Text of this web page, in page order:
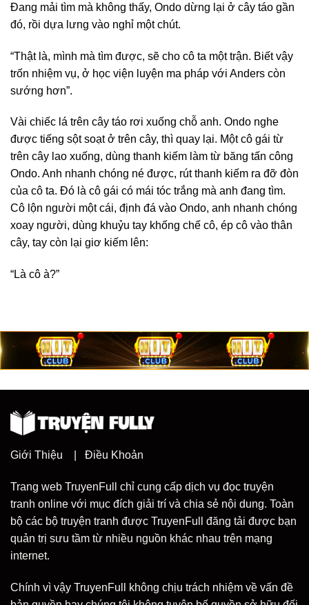
Đang mải tìm mà không thấy, Ondo dừng lại ở cây táo gần
đó, rồi dựa lưng vào nghỉ một chút.
“Thật là, mình mà tìm được, sẽ cho cô ta một trận. Biết vậy
trốn nhiệm vụ, ở học viện luyện ma pháp với Anders còn
sướng hơn”.
Vài chiếc lá trên cây táo rơi xuống chỗ anh. Ondo nghe
được tiếng sột soạt ở trên cây, thì quay lại. Một cô gái từ
trên cây lao xuống, dùng thanh kiếm làm từ băng tấn công
Ondo. Anh nhanh chóng né được, rút thanh kiếm ra đỡ đòn
của cô ta. Đó là cô gái có mái tóc trắng mà anh đang tìm.
Cô lộn người một cái, định đá vào Ondo, anh nhanh chóng
xoay người, dùng khuỷu tay khống chế cô, ép cô vào thân
cây, tay còn lại giơ kiếm lên:
“Là cô à?”
Giới Thiệu Điều Khoản
Trang web TruyenFull chỉ cung cấp dịch vụ đọc truyện
tranh online với mục đích giải trí và chia sẻ nội dung. Toàn
bộ các bộ truyện tranh được TruyenFull đăng tải được bạn
quản trị sưu tầm từ nhiều nguồn khác nhau trên mạng
internet.
Chính vì vậy TruyenFull không chịu trách nhiệm về vấn đề